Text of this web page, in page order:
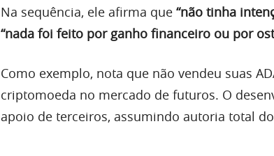
Na sequência, ele afirma que “não tinha
“nada foi feito por ganho financeiro ou por
Como exemplo, nota que não vendeu suas
criptomoeda no mercado de futuros. O
apoio de terceiros, assumindo autoria total